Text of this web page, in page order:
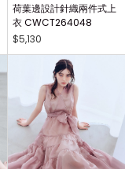
荷葉邊設計針織兩件式上
衣 CWCT264048
$5,130